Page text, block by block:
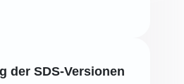
der SDS-Versionen